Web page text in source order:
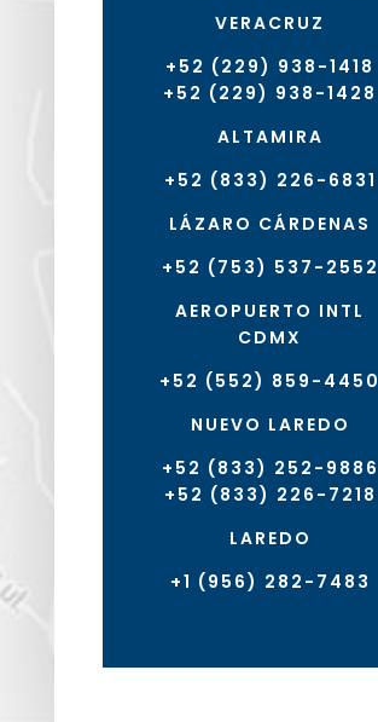
VERACRUZ
+52 (229) 938-1418
+52 (229) 938-1428
ALTAMIRA
+52 (833) 226-6831
LÁZARO CÁRDENAS
+52 (753) 537-2552
AEROPUERTO INTL
CDMX
+52 (552) 859-4450
NUEVO LAREDO
+52 (833) 252-9886
+52 (833) 226-7218
LAREDO
+1 (956) 282-7483